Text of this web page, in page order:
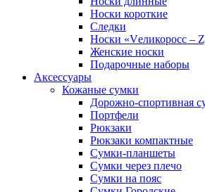
Носки короткие
Следки
Носки «Vеликоросс –
Женские носки
Подарочные наборы
Аксессуары
Кожаные сумки
Дорожно-спортивная
Портфели
Рюкзаки
Рюкзаки компактные
Сумки-планшеты
Сумки через плечо
Сумки на пояс